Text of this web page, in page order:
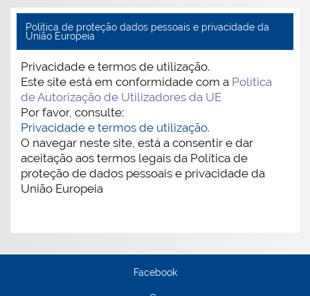
Politica de proteção dados pessoais e privacidade da
União Europeia
Privacidade e termos de utilização.
Este site está em conformidade com a Política
de Autorização de Utilizadores da UE
Por favor, consulte:
Privacidade e termos de utilização.
O navegar neste site, está a consentir e dar
aceitação aos termos legais da Política de
proteção de dados pessoais e privacidade da
União Europeia
Facebook